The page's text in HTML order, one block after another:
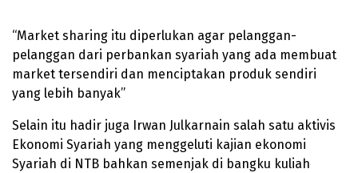
“Market sharing itu diperlukan agar pelanggan-
pelanggan dari perbankan syariah yang ada membuat
market tersendiri dan menciptakan produk sendiri
yang lebih banyak”
Selain itu hadir juga Irwan Julkarnain salah satu aktivis
Ekonomi Syariah yang menggeluti kajian ekonomi
Syariah di NTB bahkan semenjak di bangku kuliah